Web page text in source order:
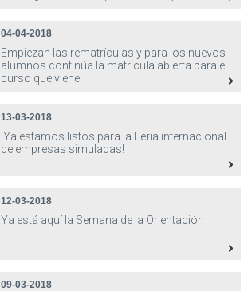
04-04-2018
Empiezan las rematrículas y para los nuevos
alumnos continúa la matrícula abierta para el
curso que viene
13-03-2018
¡Ya estamos listos para la Feria internacional
de empresas simuladas!
12-03-2018
Ya está aquí la Semana de la Orientación
09-03-2018